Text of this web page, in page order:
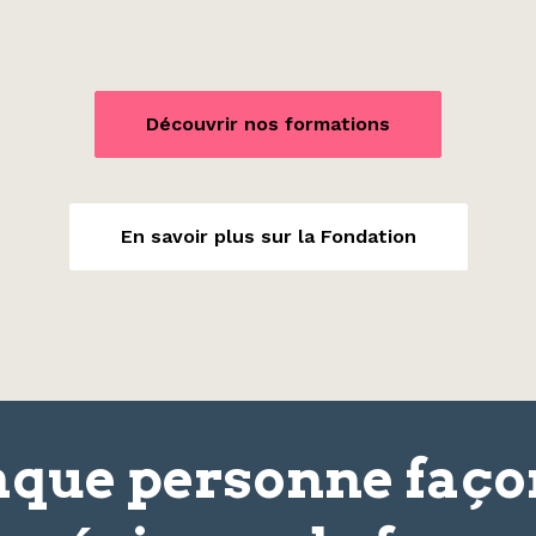
Découvrir nos formations
En savoir plus sur la Fondation
personne